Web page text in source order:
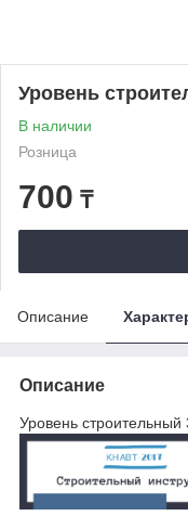
Уровень
В наличии
Розница
700 ₸
Описание
Описание
Уровень